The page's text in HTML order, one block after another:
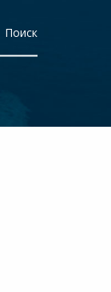
Поиск